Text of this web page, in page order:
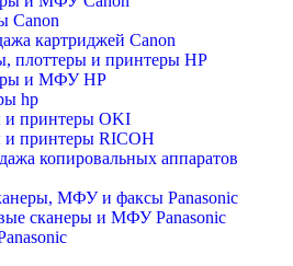
Canon
картриджей Canon
плоттеры и принтеры HP
и МФУ HP
hp
принтеры OKI
принтеры RICOH
копировальных аппаратов
МФУ и факсы Panasonic
сканеры и МФУ Panasonic